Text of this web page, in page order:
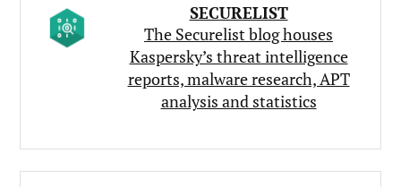
SECURELIST
The Securelist blog houses
Kaspersky’s threat intelligence
reports, malware research, APT
analysis and statistics